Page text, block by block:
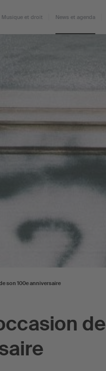
Musique et droit News et agenda
de
son 100e anniversaire